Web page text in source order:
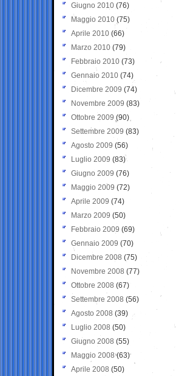
Giugno 2010 (76)
Maggio 2010 (75)
Aprile 2010 (66)
Marzo 2010 (79)
Febbraio 2010 (73)
Gennaio 2010 (74)
Dicembre 2009 (74)
Novembre 2009 (83)
Ottobre 2009 (90)
Settembre 2009 (83)
Agosto 2009 (56)
Luglio 2009 (83)
Giugno 2009 (76)
Maggio 2009 (72)
Aprile 2009 (74)
Marzo 2009 (50)
Febbraio 2009 (69)
Gennaio 2009 (70)
Dicembre 2008 (75)
Novembre 2008 (77)
Ottobre 2008 (67)
Settembre 2008 (56)
Agosto 2008 (39)
Luglio 2008 (50)
Giugno 2008 (55)
Maggio 2008(63)
Aprile 2008 (50)